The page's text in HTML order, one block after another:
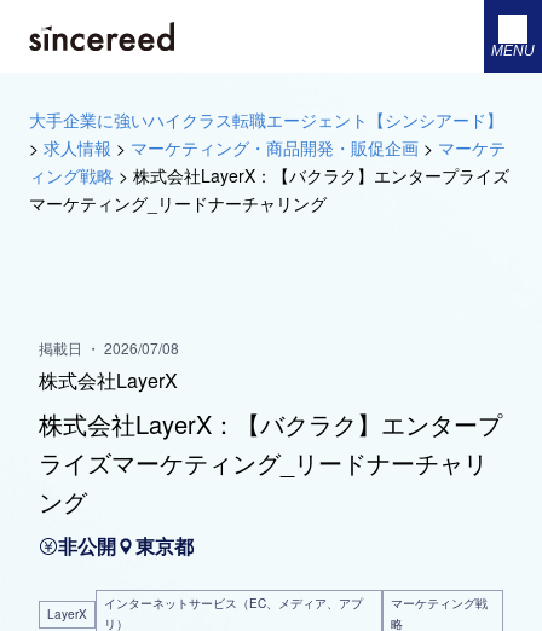
MENU
大手企業に強いハイクラス転職エージェント【シンシアード】
> 求人情報 > マーケティング・商品開発・販促企画 > マーケテ
ィング戦略 > 株式会社LayerX：【バクラク】エンタープライズ
マーケティング_リードナーチャリング
掲載日 ・ 2026/07/08
株式会社LayerX
株式会社LayerX：【バクラク】エンタープ
ライズマーケティング_リードナーチャリ
ング
非公開 東京都
LayerX
インターネットサービス（EC、メディア、アプ
リ）
マーケティング戦
略